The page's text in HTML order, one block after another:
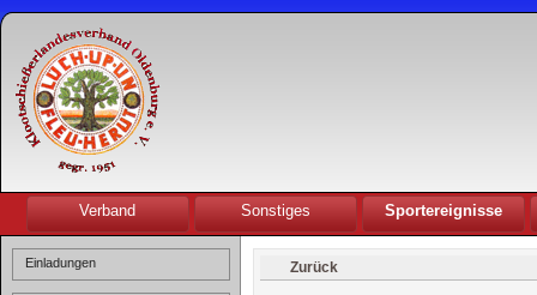
Verband Sonstiges Sportereignisse
Einladungen Zurück